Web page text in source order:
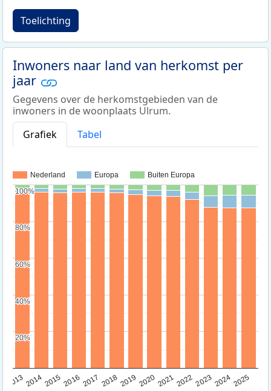
Toelichting
Inwoners naar land van herkomst per
jaar
Gegevens over de herkomstgebieden van de
inwoners in de woonplaats Ulrum.
Grafiek
Tabel
Nederland Europa Buiten Europa
20132014201520162017 20182019 202020212022202320242025
20%
20%
40%
40%
60%
60%
80%
80%
100%
100%